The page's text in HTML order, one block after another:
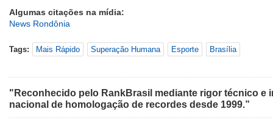
Algumas citações na mídia:
News Rondônia
Tags: Mais Rápido Superação Humana Esporte Brasília
"Reconhecido pelo RankBrasil mediante rigor técnico e
nacional de homologação de recordes desde 1999.”